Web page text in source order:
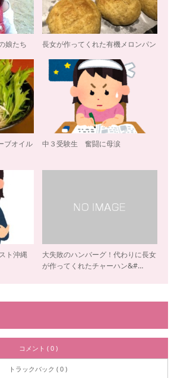
娘たち 長女が作ってくれた有機メロンパン
ブオイル
中３受験生 奮闘に母涙
ト沖縄
大失敗のハンバーグ！代わりに長女
が作ってくれたチャーハン&#…
コメント ( 0 )
トラックバック ( 0 )